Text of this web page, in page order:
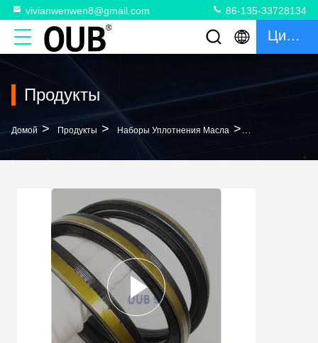
vivianwenwen8@gmail.com 86-135-33728134
Цитата
Продукты
Домой > Продукты > Наборы Уплотнения Масла >